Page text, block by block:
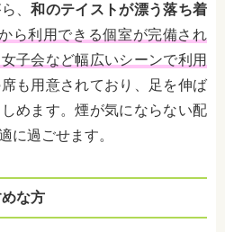
、和のテイストが漂う落ち着
ら利用できる個室が完備され
子会など幅広いシーンで利用
も用意されており、足を伸ば
めます。煙が気にならない配
に過ごせます。
な方